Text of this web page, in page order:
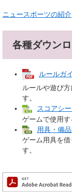
ニュースポーツの紹介
各種ダウン
ルールガ
ルールや遊び
す。
スコアシ
ゲームで使用す
用具・備
ゲーム用具を
す。